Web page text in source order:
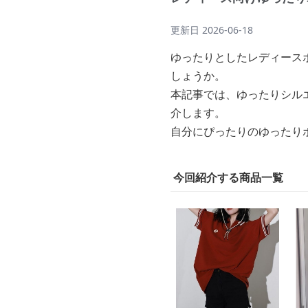
更新日 2026-06-18
ゆったりとしたレディー
しょうか。
本記事では、ゆったりシ
介します。
自分にぴったりのゆった
今回紹介する商品一覧